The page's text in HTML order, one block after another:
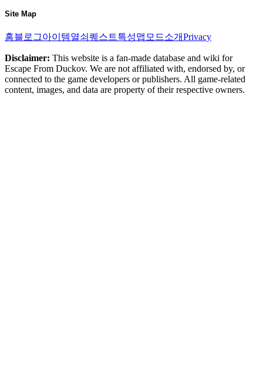
Site Map
홈블로그아이템열쇠 퀘스트특성맵 모드소개Privacy
Disclaimer: This website is a fan-made database and wiki for
Escape From Duckov. We are not affiliated with, endorsed by, or
connected to the game developers or publishers. All game-related
content, images, and data are property of their respective owners.